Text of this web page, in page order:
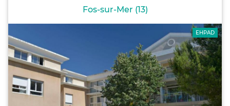
Fos-sur-Mer (13)
EHPAD